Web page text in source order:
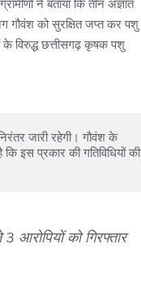
ने बताया कि तीन अज्ञात
गौवंश को सुरक्षित जप्त कर पशु
के विरुद्ध छत्तीसगढ़ कृषक पशु
इस प्रकार की गतिविधियों की
आरोपियों को गिरफ्तार